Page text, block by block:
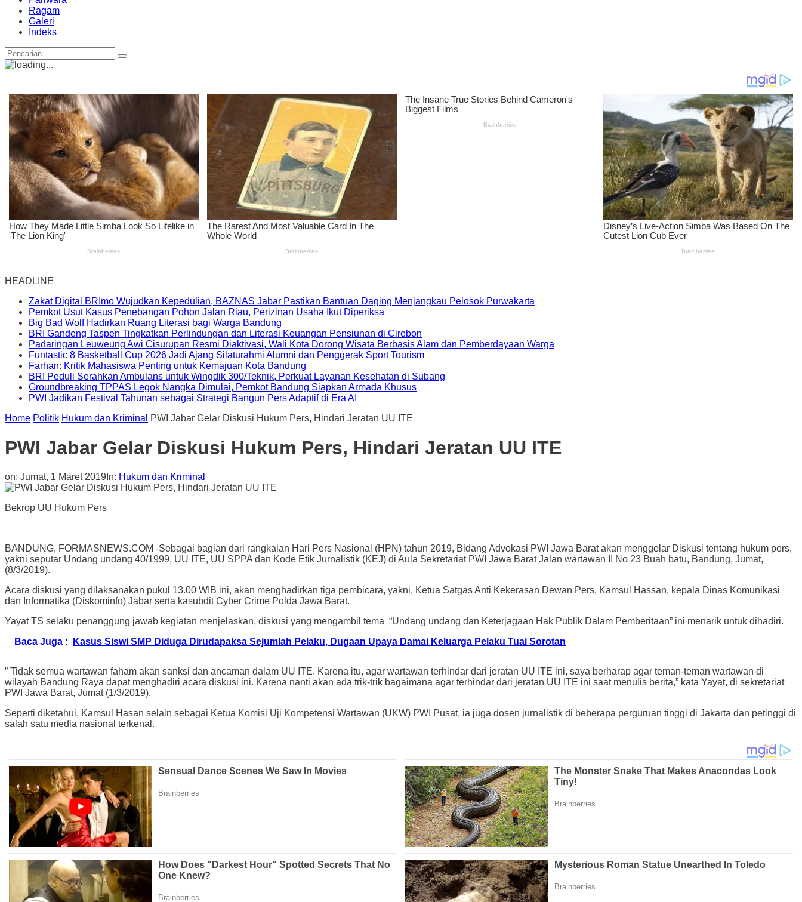
Ragam
Galeri
Indeks
HEADLINE
Zakat Digital BRImo Wujudkan Kepedulian, BAZNAS Jabar Pastikan Bantuan Daging Menjangkau Pelosok Purwakarta
Pemkot Usut Kasus Penebangan Pohon Jalan Riau, Perizinan Usaha Ikut Diperiksa
Big Bad Wolf Hadirkan Ruang Literasi bagi Warga Bandung
BRI Gandeng Taspen Tingkatkan Perlindungan dan Literasi Keuangan Pensiunan di Cirebon
Padaringan Leuweung Awi Cisurupan Resmi Diaktivasi, Wali Kota Dorong Wisata Berbasis Alam dan Pemberdayaan Warga
Funtastic 8 Basketball Cup 2026 Jadi Ajang Silaturahmi Alumni dan Penggerak Sport Tourism
Farhan: Kritik Mahasiswa Penting untuk Kemajuan Kota Bandung
BRI Peduli Serahkan Ambulans untuk Wingdik 300/Teknik, Perkuat Layanan Kesehatan di Subang
Groundbreaking TPPAS Legok Nangka Dimulai, Pemkot Bandung Siapkan Armada Khusus
PWI Jadikan Festival Tahunan sebagai Strategi Bangun Pers Adaptif di Era AI
Home Politik Hukum dan Kriminal PWI Jabar Gelar Diskusi Hukum Pers, Hindari Jeratan UU ITE
PWI Jabar Gelar Diskusi Hukum Pers, Hindari Jeratan UU ITE
on: Jumat, 1 Maret 2019 In: Hukum dan Kriminal
Bekrop UU Hukum Pers
BANDUNG, FORMASNEWS.COM -Sebagai bagian dari rangkaian Hari Pers Nasional (HPN) tahun 2019, Bidang Advokasi PWI Jawa Barat akan menggelar Diskusi tentang hukum pers,
yakni seputar Undang undang 40/1999, UU ITE, UU SPPA dan Kode Etik Jurnalistik (KEJ) di Aula Sekretariat PWI Jawa Barat Jalan wartawan II No 23 Buah batu, Bandung, Jumat,
(8/3/2019).
Acara diskusi yang dilaksanakan pukul 13.00 WIB ini, akan menghadirkan tiga pembicara, yakni, Ketua Satgas Anti Kekerasan Dewan Pers, Kamsul Hassan, kepala Dinas Komunikasi
dan Informatika (Diskominfo) Jabar serta kasubdit Cyber Crime Polda Jawa Barat.
Yayat TS selaku penanggung jawab kegiatan menjelaskan, diskusi yang mengambil tema “Undang undang dan Keterjagaan Hak Publik Dalam Pemberitaan” ini menarik untuk dihadiri.
Baca Juga :
Kasus Siswi SMP Diduga Dirudapaksa Sejumlah Pelaku, Dugaan Upaya Damai Keluarga Pelaku Tuai Sorotan
” Tidak semua wartawan faham akan sanksi dan ancaman dalam UU ITE. Karena itu, agar wartawan terhindar dari jeratan UU ITE ini, saya berharap agar teman-teman wartawan di
wilayah Bandung Raya dapat menghadiri acara diskusi ini. Karena nanti akan ada trik-trik bagaimana agar terhindar dari jeratan UU ITE ini saat menulis berita,” kata Yayat, di sekretariat
PWI Jawa Barat, Jumat (1/3/2019).
Seperti diketahui, Kamsul Hasan selain sebagai Ketua Komisi Uji Kompetensi Wartawan (UKW) PWI Pusat, ia juga dosen jurnalistik di beberapa perguruan tinggi di Jakarta dan petinggi di
salah satu media nasional terkenal.